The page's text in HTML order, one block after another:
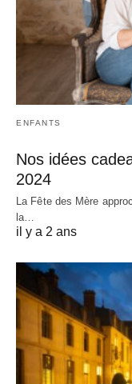
ENFANTS
Nos idées
2024
La Fête des Mère
la…
il y a 2 ans